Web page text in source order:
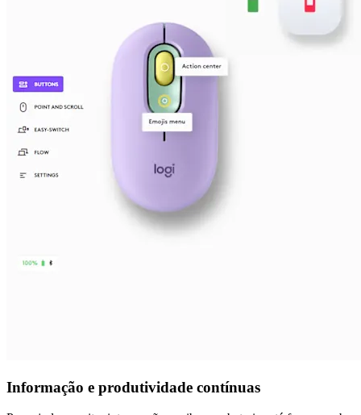
Informação e produtividade contínuas